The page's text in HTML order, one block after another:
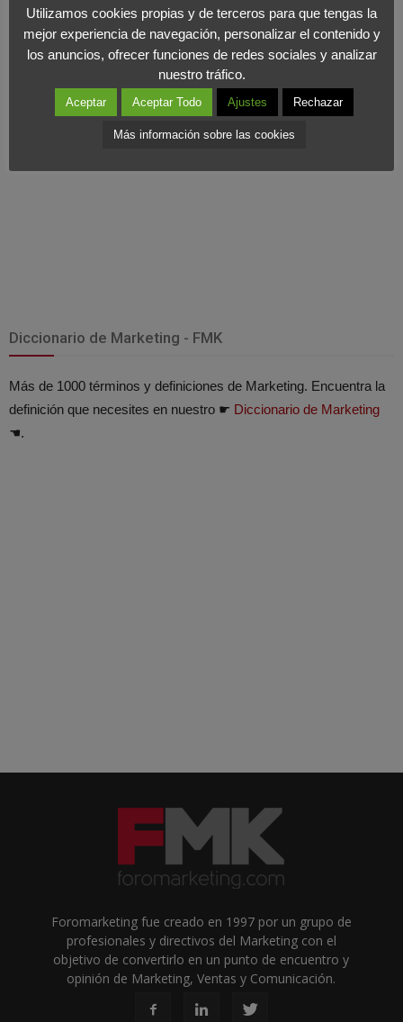
el cliente piense o actúe de una manera no prevista por él. Y en
beneficio de ambos.»
Diccionario de Marketing - FMK
Más de 1000 términos y definiciones de Marketing. Encuentra la
definición que necesites en nuestro ☛ Diccionario de Marketing
☚.
Foromarketing fue creado en 1997 por un grupo de
profesionales y directivos del Marketing con el
objetivo de convertirlo en un punto de encuentro y
opinión de Marketing, Ventas y Comunicación.
Utilizamos cookies propias y de terceros para que tengas la
mejor experiencia de navegación, personalizar el contenido y
los anuncios, ofrecer funciones de redes sociales y analizar
nuestro tráfico.
Aceptar Aceptar Todo Ajustes Rechazar
Más información sobre las cookies